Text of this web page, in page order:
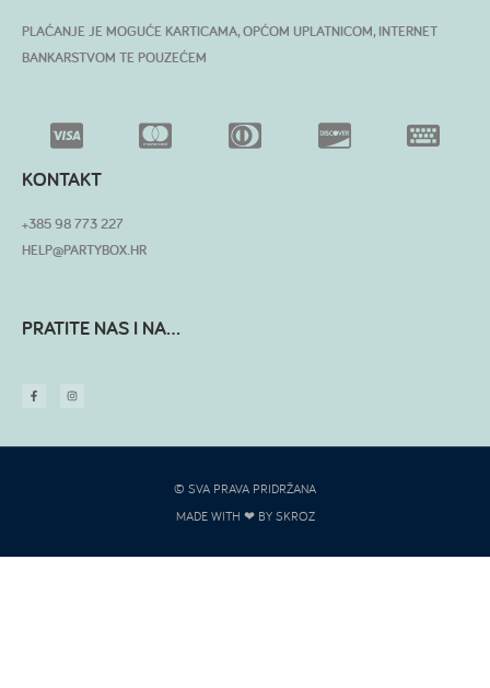
PLAĆANJE JE MOGUĆE KARTICAMA, OPĆOM UPLATNICOM, INTERNET
BANKARSTVOM TE POUZEĆEM
KONTAKT
+385 98 773 227
HELP@PARTYBOX.HR
PRATITE NAS I NA...
© SVA PRAVA PRIDRŽANA
MADE WITH ❤ BY SKROZ